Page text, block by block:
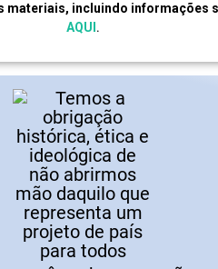
materiais, incluindo informações
AQUI .